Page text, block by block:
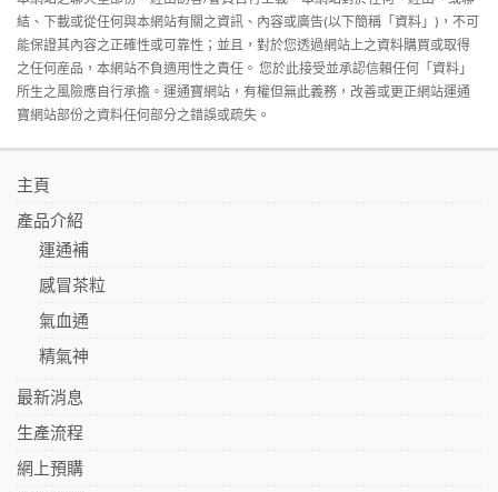
結、下載或從任何與本網站有關之資訊、內容或廣告(以下簡稱「資料」)，不可
能保證其內容之正確性或可靠性；並且，對於您透過網站上之資料購買或取得
之任何産品，本網站不負適用性之責任。 您於此接受並承認信賴任何「資料」
所生之風險應自行承擔。運通寶網站，有權但無此義務，改善或更正網站運通
寶網站部份之資料任何部分之錯誤或疏失。
主頁
產品介紹
運通補
感冒茶粒
氣血通
精氣神
最新消息
生產流程
網上預購